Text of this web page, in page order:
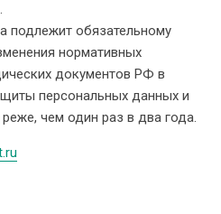
подлежит обязательному
нормативных
документов РФ в
персональных данных и
чем один раз в два года.